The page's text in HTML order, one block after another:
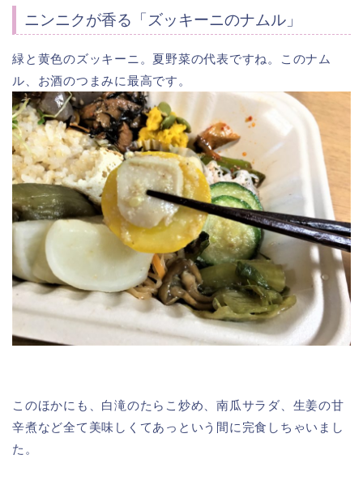
ニンニクが香る「ズッキーニのナムル」
緑と黄色のズッキーニ。夏野菜の代表ですね。このナム
ル、お酒のつまみに最高です。
このほかにも、白滝のたらこ炒め、南瓜サラダ、生姜の甘
辛煮など全て美味しくてあっという間に完食しちゃいまし
た。